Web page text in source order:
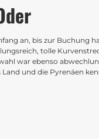
an, bis zur
tolle
war ebenso
und die Pyrenäen